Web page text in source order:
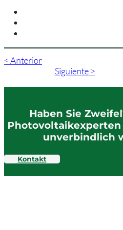
< Anterior
Siguiente >
Haben Sie
unverbindlich
Kontakt